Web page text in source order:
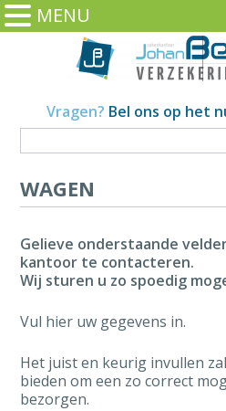
MENU
Vragen? Bel ons op het
WAGEN
Gelieve onderstaande
kantoor te contacteren.
Wij sturen u zo spoedig
Vul hier uw gegevens in.
Het juist en keurig invullen
bieden om een zo correct
bezorgen.